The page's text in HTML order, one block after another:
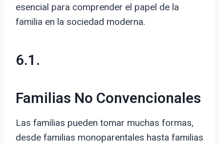
esencial para comprender el papel de la
familia en la sociedad moderna.
6.1.
Familias No Convencionales
Las familias pueden tomar muchas formas,
desde familias monoparentales hasta familias